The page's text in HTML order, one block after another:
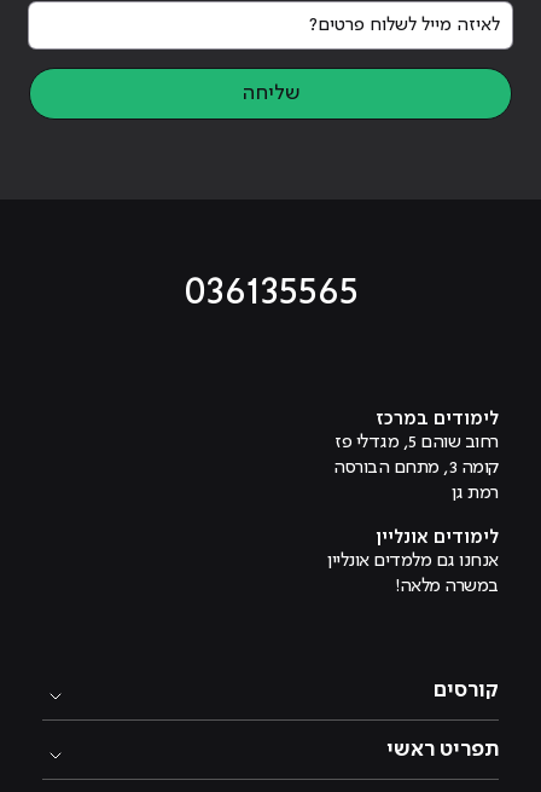
לאיזה מייל לשלוח פרטים?
שליחה
036135565
לימודים במרכז
רחוב שוהם 5, מגדלי פז
קומה 3, מתחם הבורסה
רמת גן
לימודים אונליין
אנחנו גם מלמדים אונליין
במשרה מלאה!
קורסים
תפריט ראשי